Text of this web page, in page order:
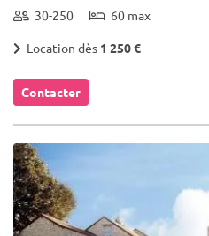
30-250 60 max
Location dès 1 250 €
Contacter